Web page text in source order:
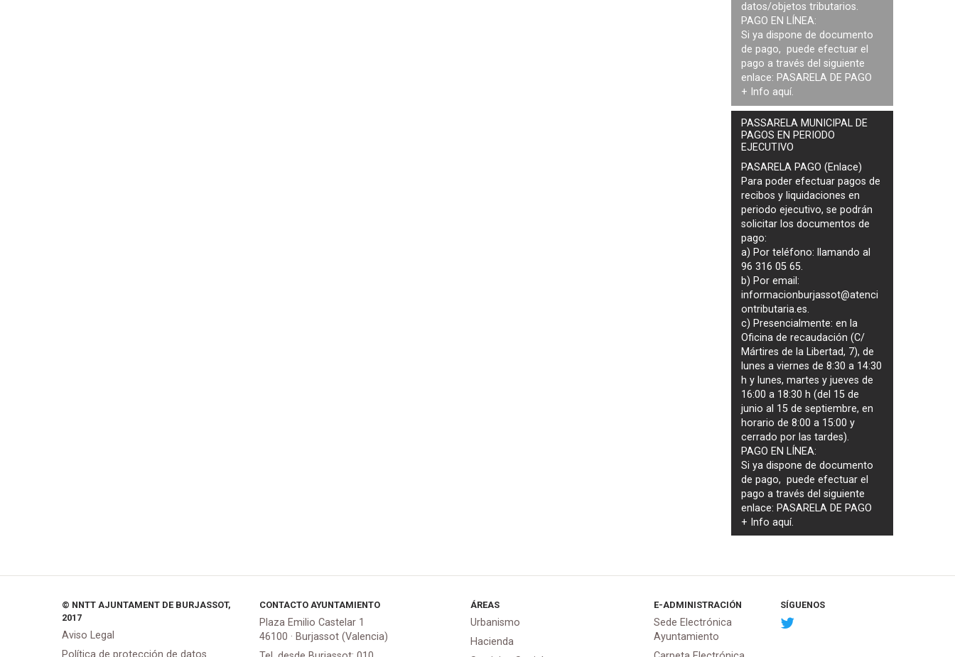
datos/objetos tributarios.
PAGO EN LÍNEA:
Si ya dispone de documento
de pago, puede efectuar el
pago a través del siguiente
enlace: PASARELA DE PAGO
+ Info aquí.
PASSARELA MUNICIPAL DE
PAGOS EN PERIODO
EJECUTIVO
PASARELA PAGO (Enlace)
Para poder efectuar pagos de
recibos y liquidaciones en
periodo ejecutivo, se podrán
solicitar los documentos de
pago:
a) Por teléfono: llamando al
96 316 05 65.
b) Por email:
informacionburjassot@atenci
ontributaria.es.
c) Presencialmente: en la
Oficina de recaudación (C/
Mártires de la Libertad, 7), de
lunes a viernes de 8:30 a 14:30
h y lunes, martes y jueves de
16:00 a 18:30 h (del 15 de
junio al 15 de septiembre, en
horario de 8:00 a 15:00 y
cerrado por las tardes).
PAGO EN LÍNEA:
Si ya dispone de documento
de pago, puede efectuar el
pago a través del siguiente
enlace: PASARELA DE PAGO
+ Infoaquí.
© NNTT AJUNTAMENT DE BURJASSOT,
2017
Aviso Legal
CONTACTO AYUNTAMIENTO
Plaza Emilio Castelar 1
46100 · Burjassot (Valencia)
ÁREAS
Urbanismo
Hacienda
E-ADMINISTRACIÓN
Sede Electrónica
Ayuntamiento
SÍGUENOS